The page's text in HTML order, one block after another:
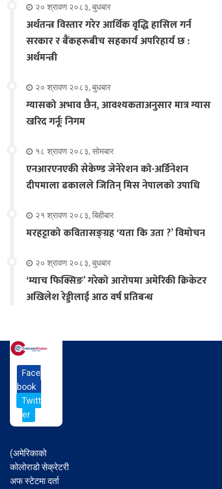
२० श्रावण २०८३, बुधबार
अर्थतन्त्र विस्तार गरेर आर्थिक वृद्धि हासिल गर्न
सरकार र बैंकहरूबीच सहकार्य अपरिहार्य छ :
अर्थमन्त्री
२० श्रावण २०८३, बुधबार
ग्यासको अभाव छैन, आवश्यकताअनुसार मात्र ग्यास
खरिद गर्नूः निगम
१८ श्रावण २०८३, सोमबार
एनआरएनएकी सेकेण्ड जेनेरेशन को-अर्डिनेशन
दीपमाला ढकालले जितिन् मिस नेपालको उपाधि
२१ श्रावण २०८३, बिहीबार
मरहट्टाको कवितासङ्ग्रह ‘यता कि उता ?’ विमोचन
२० श्रावण २०८३, बुधबार
‘म्याच फिक्सिङ’ गरेको आरोपमा अमेरिकी क्रिकेटर
अखिलेश रेड्डीलाई आठ वर्ष प्रतिबन्ध
Face
book
Twitt
er
(अमेरिकाको
कोलोराडो सेक्रेटरी
अफ स्टेटमा दर्ता